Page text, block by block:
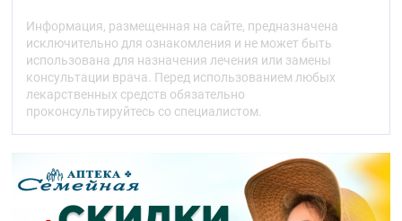
О чём следует знать перед приёмом препарата
ВАЛСАРТАН ВЕЛФАРМ.
Приём препарата ВАЛСАРТАН ВЕЛФАРМ.
Возможные нежелательные реакции.
Хранение препарата ВАЛСАРТАН ВЕЛФАРМ.
Содержимое упаковки и прочие сведения.
1. Что из себя представляет препарат
ВАЛСАРТАН ВЕЛФАРМ, и для чего его
применяют
Препарат ВАЛСАРТАН ВЕЛФАРМ содержит
Информация, размещенная на сайте, предназначена
исключительно для ознакомления и не может быть
использована для назначения лечения или замены
консультации врача. Перед использованием любых
лекарственных средств обязательно
проконсультируйтесь со специалистом.